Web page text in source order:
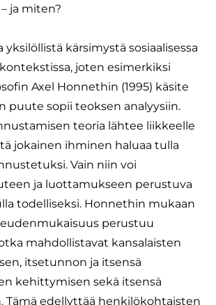
ja miten?
yksilöllistä kärsimystä sosiaalisessa
joten esimerkiksi
Axel Honnethin (1995) käsite
puute sopii teoksen analyysiin.
teoria lähtee liikkeelle
jokainen ihminen haluaa tulla
Vain niin voi
ja luottamukseen perustuva
todelliseksi. Honnethin mukaan
perustuu
mahdollistavat kansalaisten
itsetunnon ja itsensä
kehittymisen sekä itsensä
Tämä edellyttää henkilökohtaisten